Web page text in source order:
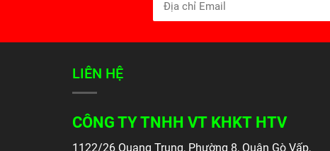
LIÊN HỆ
CÔNG TY TNHH VT KHKT HTV
1122/26 Quang Trung, Phường 8, Quận Gò Vấp,